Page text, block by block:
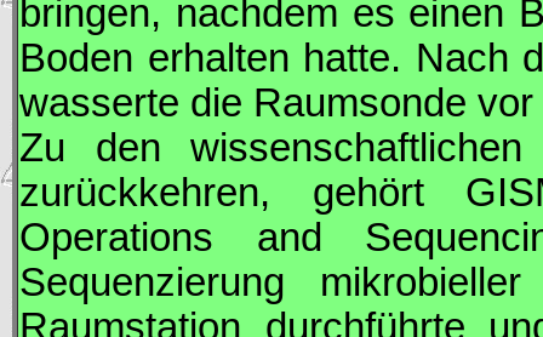
bringen, nachdem es einen
Boden erhalten hatte. Nach
wasserte die Raumsonde
Zu den
zurückkehren, gehört
Operations and
Sequenzierung
Raumstation durchführte